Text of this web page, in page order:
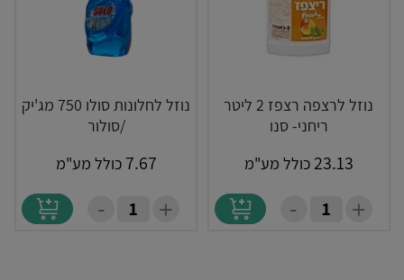
נוזל לרצפה רצפז 2 ליטר
ריחני- סנו
23.13כולל מע"מ
+
-
נוזל לחלונות סולו 750 מג'יק
/סולור
7.67 כולל מע"מ
+
-